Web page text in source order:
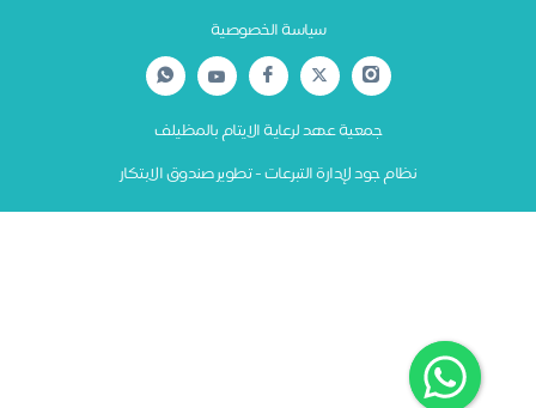
سياسة الخصوصية
جمعية عهد لرعاية الايتام بالمظيلف
نظام جود لإدارة التبرعات - تطوير صندوق الابتكار